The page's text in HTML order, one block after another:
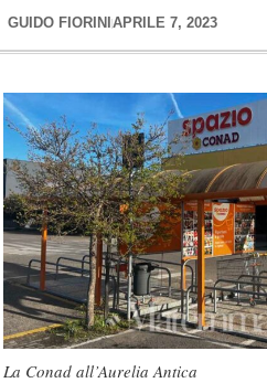
GUIDO FIORINI APRILE 7, 2023
La Conad all’Aurelia Antica